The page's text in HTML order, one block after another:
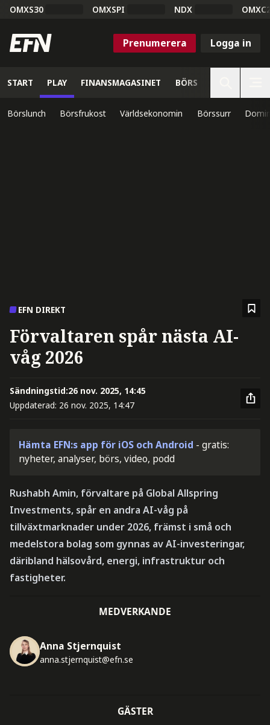
OMXS30 OMXSPI NDX
Prenumerera Logga in
START PLAY FINANSMAGASINET BÖRS
Börslunch Börsfrukost Världsekonomin Börssurr
EFN DIREKT
Förvaltaren spår nästa AI-
våg 2026
Sändningstid:26 nov. 2025, 14:45
Uppdaterad: 26 nov. 2025, 14:47
Hämta EFN:s app för iOS och Android - gratis:
nyheter, analyser, börs, video, podd
Rushabh Amin, förvaltare på Global Allspring
Investments, spår en andra AI-våg på
tillväxtmarknader under 2026, främst i små och
medelstora bolag som gynnas av AI-investeringar,
däribland hälsovård, energi, infrastruktur och
fastigheter.
MEDVERKANDE
Anna Stjernquist
anna.stjernquist@efn.se
GÄSTER